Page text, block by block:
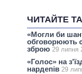
ЧИТАЙТЕ
«Могли би
обговорюють
зброю 29 липня
«Голос» на
нардепів 29